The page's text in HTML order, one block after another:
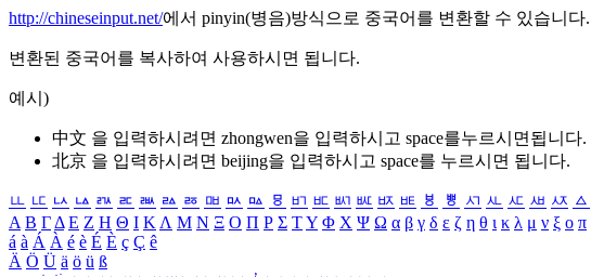
http://chineseinput.net/에서 pinyin(병음)방식으로 중국어를 변환할 수 있습니다.
변환된 중국어를 복사하여 사용하시면 됩니다.
예시)
中文 을 입력하시려면 zhongwen을 입력하시고 space를누르시면됩니다.
北京 을 입력하시려면 beijing을 입력하시고 space를 누르시면 됩니다.
ㅥ ㅦ ㅧ ㅨ ㅩ ㅪ ㅫ ㅬ ㅭ ㅮ ㅯ ㅰ ㅱ ㅲ ㅳ ㅴ ㅵ ㅶ ㅷ ㅸ ㅹ ㅺ ㅻ ㅼ ㅽ ㅾ ㅿ
Α Β ΓΔ Ε Ζ Η Θ Ι ΚΛ Μ Ν Ξ Ο Π Ρ Σ ΤΥ Φ Χ Ψ Ω α β γ δ ε ζ η θ ι κ λ μ ν ξ ο π
á à Á À é è É È ç Ç ê
Ä Ö Ü ä ö ü ß